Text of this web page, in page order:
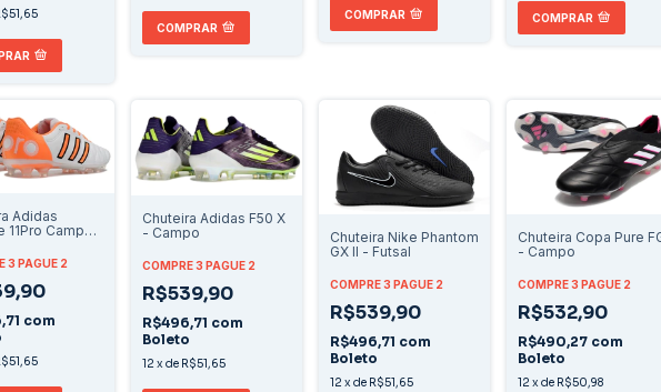
COMPRAR
COMPRAR COMPRAR
Adidas
11Pro Campo
3 PAGUE 2
com
Chuteira Adidas F50 X
- Campo
COMPRE 3 PAGUE 2
R$539,90
R$496,71 com
Boleto
12 xde R$51,65
Chuteira Nike Phantom
GX II - Futsal
COMPRE 3 PAGUE 2
R$539,90
R$496,71 com
Boleto
12 xde R$51,65
Chuteira Copa Pure
- Campo
COMPRE 3 PAGUE 2
R$532,90
R$490,27 com
Boleto
12 xde R$50,98